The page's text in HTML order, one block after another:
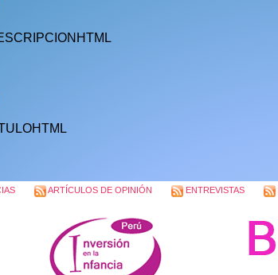
ARTÍCULOS DE OPINIÓN ENTREVISTAS